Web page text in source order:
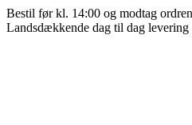
Videre
til
Bestil før kl. 14:00 og modtag
Landsdækkende dag til dag levering